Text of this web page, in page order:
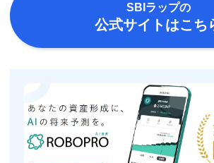
SBIラップの
公式サイトはこち